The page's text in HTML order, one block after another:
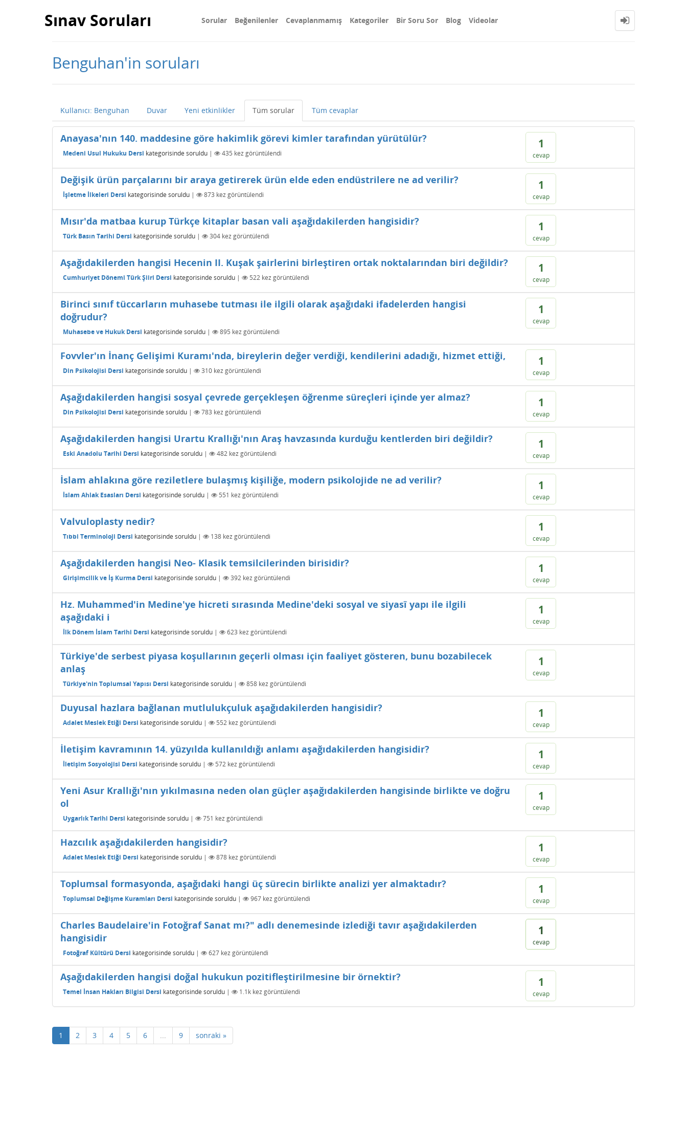
Sınav Soruları Sorular Beğenilenler Cevaplanmamış Kategoriler Bir Soru Sor Blog Videolar
Benguhan'in soruları
Kullanıcı: Benguhan Duvar Yeni etkinlikler Tüm sorular Tüm cevaplar
1
cevap
Anayasa'nın 140. maddesine göre hakimlik görevi kimler tarafından yürütülür?
Medeni Usul Hukuku Dersi kategorisinde soruldu | 435 kez görüntülendi
1
cevap
Değişik ürün parçalarını bir araya getirerek ürün elde eden endüstrilere ne ad verilir?
İşletme İlkeleri Dersi kategorisinde soruldu | 873 kez görüntülendi
1
cevap
Mısır'da matbaa kurup Türkçe kitaplar basan vali aşağıdakilerden hangisidir?
Türk Basın Tarihi Dersi kategorisinde soruldu | 304 kez görüntülendi
1
cevap
Aşağıdakilerden hangisi Hecenin II. Kuşak şairlerini birleştiren ortak noktalarından biri değildir?
Cumhuriyet Dönemi Türk Şiiri Dersi kategorisinde soruldu | 522 kez görüntülendi
1
cevap
Birinci sınıf tüccarların muhasebe tutması ile ilgili olarak aşağıdaki ifadelerden hangisi
doğrudur?
Muhasebe ve Hukuk Dersi kategorisinde soruldu | 895 kez görüntülendi
1
cevap
Fovvler'ın İnanç Gelişimi Kuramı'nda, bireylerin değer verdiği, kendilerini adadığı, hizmet ettiği,
Din Psikolojisi Dersi kategorisinde soruldu | 310 kez görüntülendi
1
cevap
Aşağıdakilerden hangisi sosyal çevrede gerçekleşen öğrenme süreçleri içinde yer almaz?
Din Psikolojisi Dersi kategorisinde soruldu | 783 kez görüntülendi
1
cevap
Aşağıdakilerden hangisi Urartu Krallığı'nın Araş havzasında kurduğu kentlerden biri değildir?
Eski Anadolu Tarihi Dersi kategorisinde soruldu | 482 kez görüntülendi
1
cevap
İslam ahlakına göre reziletlere bulaşmış kişiliğe, modern psikolojide ne ad verilir?
İslam Ahlak Esasları Dersi kategorisinde soruldu | 551 kez görüntülendi
1
cevap
Valvuloplasty nedir?
Tıbbi Terminoloji Dersi kategorisinde soruldu | 138 kez görüntülendi
1
cevap
Aşağıdakilerden hangisi Neo- Klasik temsilcilerinden birisidir?
Girişimcilik ve İş Kurma Dersi kategorisinde soruldu | 392 kez görüntülendi
1
cevap
Hz. Muhammed'in Medine'ye hicreti sırasında Medine'deki sosyal ve siyasî yapı ile ilgili
aşağıdaki i
İlk Dönem İslam Tarihi Dersi kategorisinde soruldu | 623 kez görüntülendi
1
cevap
Türkiye'de serbest piyasa koşullarının geçerli olması için faaliyet gösteren, bunu bozabilecek
anlaş
Türkiye'nin Toplumsal Yapısı Dersi kategorisinde soruldu | 858 kez görüntülendi
1
cevap
Duyusal hazlara bağlanan mutlulukçuluk aşağıdakilerden hangisidir?
Adalet Meslek Etiği Dersi kategorisinde soruldu | 552 kez görüntülendi
1
cevap
İletişim kavramının 14. yüzyılda kullanıldığı anlamı aşağıdakilerden hangisidir?
İletişim Sosyolojisi Dersi kategorisinde soruldu | 572 kez görüntülendi
1
cevap
Yeni Asur Krallığı'nın yıkılmasına neden olan güçler aşağıdakilerden hangisinde birlikte ve doğru
ol
Uygarlık Tarihi Dersi kategorisinde soruldu | 751 kez görüntülendi
1
cevap
Hazcılık aşağıdakilerden hangisidir?
Adalet Meslek Etiği Dersi kategorisinde soruldu | 878 kez görüntülendi
1
cevap
Toplumsal formasyonda, aşağıdaki hangi üç sürecin birlikte analizi yer almaktadır?
Toplumsal Değişme Kuramları Dersi kategorisinde soruldu | 967 kez görüntülendi
1
cevap
Charles Baudelaire'in Fotoğraf Sanat mı?" adlı denemesinde izlediği tavır aşağıdakilerden
hangisidir
Fotoğraf Kültürü Dersi kategorisinde soruldu | 627 kez görüntülendi
1
cevap
Aşağıdakilerden hangisi doğal hukukun pozitifleştirilmesine bir örnektir?
Temel İnsan Hakları Bilgisi Dersi kategorisinde soruldu | 1.1k kez görüntülendi
1 2 3 4 5 6 ... 9 sonraki »